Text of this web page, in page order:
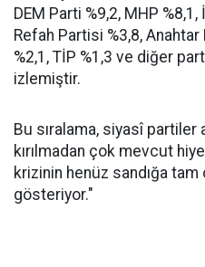
DEM Parti %9,2, MHP
Refah Partisi %3,8,
%2,1, TİP %1,3 ve diğer
izlemiştir.
Bu sıralama, siyasî partiler
kırılmadan çok mevcut
krizinin henüz sandığa tam
gösteriyor."